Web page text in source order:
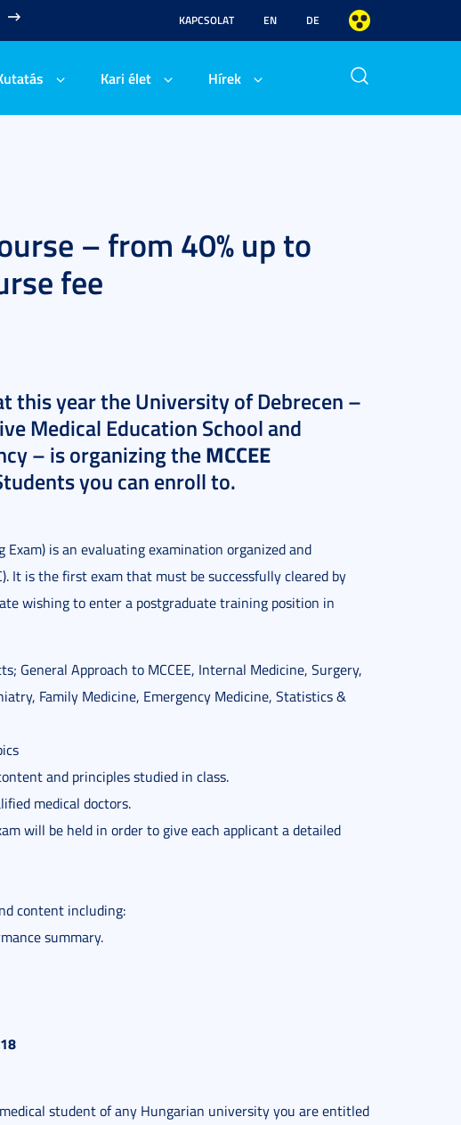
KAPCSOLAT EN DE
Kari élet Hírek
– from 40% up to
fee
this year the University of Debrecen –
Medical Education School and
– is organizing theMCCEE
you can enroll to.
Exam) is an evaluating examination organized and
It is the first exam that must be successfully cleared by
wishing to enter a postgraduate training position in
General Approach to MCCEE, Internal Medicine, Surgery,
Family Medicine, Emergency Medicine, Statistics &
and principles studied in class.
medical doctors.
will be held in order to give each applicant a detailed
content including:
summary.
student of any Hungarian university you are entitled